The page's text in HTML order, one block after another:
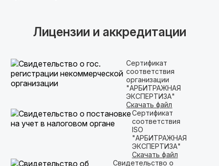
Лицензии и аккредитации
Сертификат
соответствия
организации
"АРБИТРАЖНАЯ
ЭКСПЕРТИЗА"
Скачать файл
Сертификат
соответствия
ISO
"АРБИТРАЖНАЯ
ЭКСПЕРТИЗА"
Скачать файл
Свидетельство о